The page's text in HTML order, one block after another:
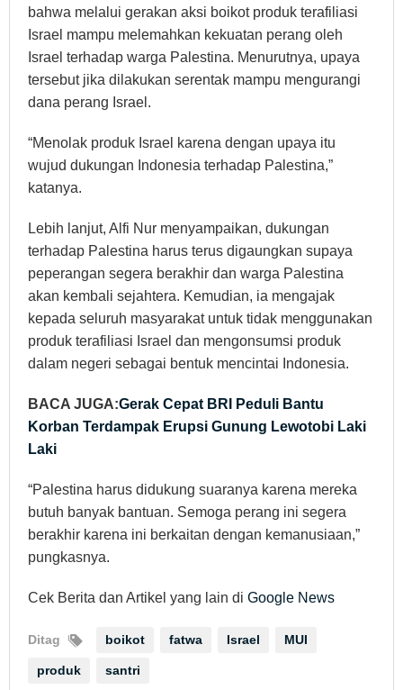
bahwa melalui gerakan aksi boikot produk terafiliasi
Israel mampu melemahkan kekuatan perang oleh
Israel terhadap warga Palestina. Menurutnya, upaya
tersebut jika dilakukan serentak mampu mengurangi
dana perang Israel.
“Menolak produk Israel karena dengan upaya itu
wujud dukungan Indonesia terhadap Palestina,”
katanya.
Lebih lanjut, Alfi Nur menyampaikan, dukungan
terhadap Palestina harus terus digaungkan supaya
peperangan segera berakhir dan warga Palestina
akan kembali sejahtera. Kemudian, ia mengajak
kepada seluruh masyarakat untuk tidak menggunakan
produk terafiliasi Israel dan mengonsumsi produk
dalam negeri sebagai bentuk mencintai Indonesia.
BACA JUGA:Gerak Cepat BRI Peduli Bantu
Korban Terdampak Erupsi Gunung Lewotobi Laki
Laki
“Palestina harus didukung suaranya karena mereka
butuh banyak bantuan. Semoga perang ini segera
berakhir karena ini berkaitan dengan kemanusiaan,”
pungkasnya.
Cek Berita dan Artikel yang lain di Google News
Ditag boikot fatwa Israel MUI
produk santri